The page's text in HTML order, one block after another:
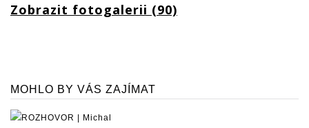
Zobrazit fotogalerii (90)
MOHLO BY VÁS ZAJÍMAT